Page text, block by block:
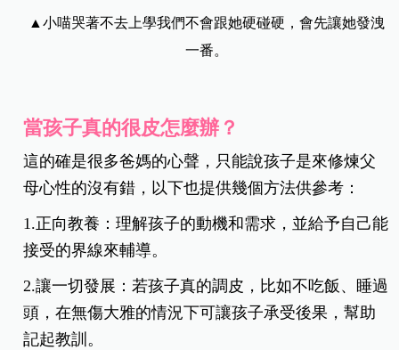
▲小喵哭著不去上學我們不會跟她硬碰硬，會先讓她發洩
一番。
當孩子真的很皮怎麼辦？
這的確是很多爸媽的心聲，只能說孩子是來修煉父
母心性的沒有錯，以下也提供幾個方法供參考：
1.正向教養：理解孩子的動機和需求，並給予自己能
接受的界線來輔導。
2.讓一切發展：若孩子真的調皮，比如不吃飯、睡過
頭，在無傷大雅的情況下可讓孩子承受後果，幫助
記起教訓。